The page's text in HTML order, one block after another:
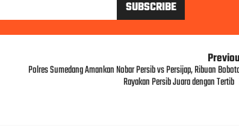
Polres Sumedang Amankan Nobar Persib vs Persijap, Ribuan
Rayakan Persib Juara dengan Tertib